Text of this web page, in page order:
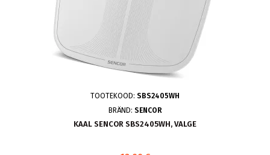
TOOTEKOOD: SBS2405WH
BRÄND: SENCOR
KAAL SENCOR SBS2405WH, VALGE